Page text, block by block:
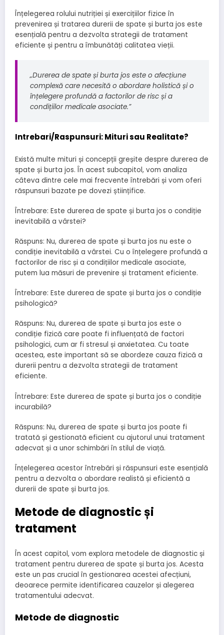
Înțelegerea rolului nutriției și exercițiilor fizice în
prevenirea și tratarea durerii de spate și burta jos este
esențială pentru a dezvolta strategii de tratament
eficiente și pentru a îmbunătăți calitatea vieții.
„Durerea de spate și burta jos este o afecțiune
complexă care necesită o abordare holistică și o
înțelegere profundă a factorilor de risc și a
condițiilor medicale asociate.”
Intrebari/Raspunsuri: Mituri sau Realitate?
Există multe mituri și concepții greșite despre durerea de
spate și burta jos. În acest subcapitol, vom analiza
câteva dintre cele mai frecvente întrebări și vom oferi
răspunsuri bazate pe dovezi științifice.
Întrebare: Este durerea de spate și burta jos o condiție
inevitabilă a vârstei?
Răspuns: Nu, durerea de spate și burta jos nu este o
condiție inevitabilă a vârstei. Cu o înțelegere profundă a
factorilor de risc și a condițiilor medicale asociate,
putem lua măsuri de prevenire și tratament eficiente.
Întrebare: Este durerea de spate și burta jos o condiție
psihologică?
Răspuns: Nu, durerea de spate și burta jos este o
condiție fizică care poate fi influențată de factori
psihologici, cum ar fi stresul și anxietatea. Cu toate
acestea, este important să se abordeze cauza fizică a
durerii pentru a dezvolta strategii de tratament
eficiente.
Întrebare: Este durerea de spate și burta jos o condiție
incurabilă?
Răspuns: Nu, durerea de spate și burta jos poate fi
tratată și gestionată eficient cu ajutorul unui tratament
adecvat și a unor schimbări în stilul de viață.
Înțelegerea acestor întrebări și răspunsuri este esențială
pentru a dezvolta o abordare realistă și eficientă a
durerii de spate și burta jos.
Metode de diagnostic și
tratament
În acest capitol, vom explora metodele de diagnostic și
tratament pentru durerea de spate și burta jos. Acesta
este un pas crucial în gestionarea acestei afecțiuni,
deoarece permite identificarea cauzelor și alegerea
tratamentului adecvat.
Metode de diagnostic